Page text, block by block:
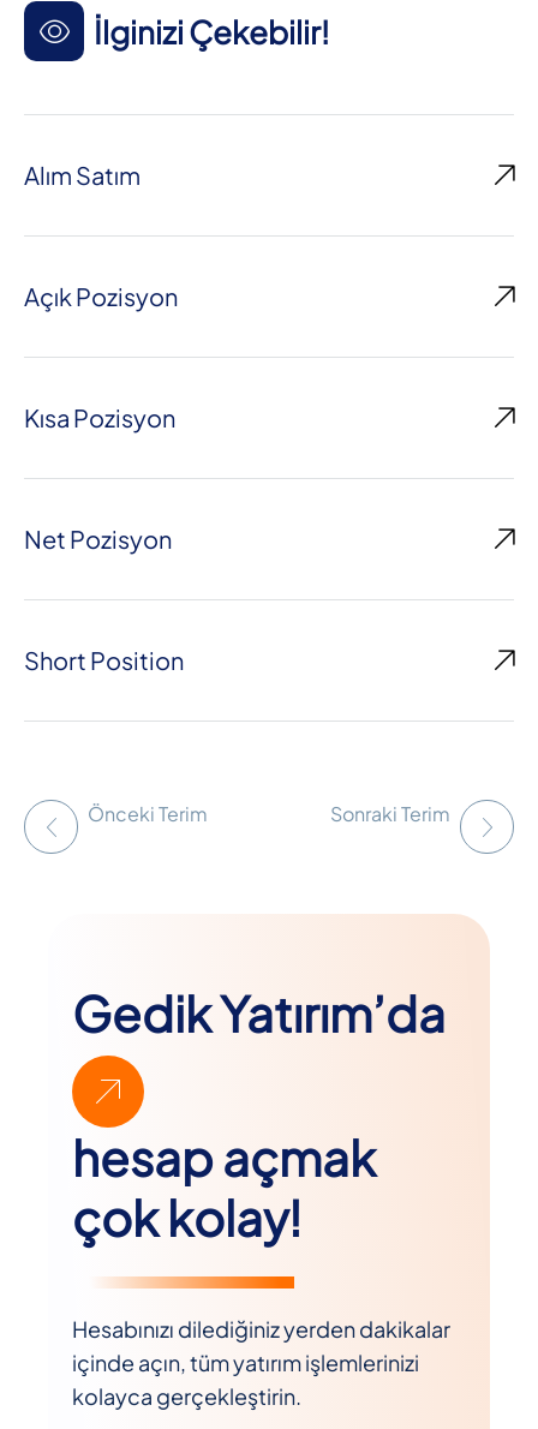
İlginizi Çekebilir!
Alım Satım
Açık Pozisyon
Kısa Pozisyon
Net Pozisyon
Short Position
Önceki Terim Sonraki Terim
Gedik Yatırım’da
hesap açmak
çok kolay!
Hesabınızı dilediğiniz yerden dakikalar
içinde açın, tüm yatırım işlemlerinizi
kolayca gerçekleştirin.